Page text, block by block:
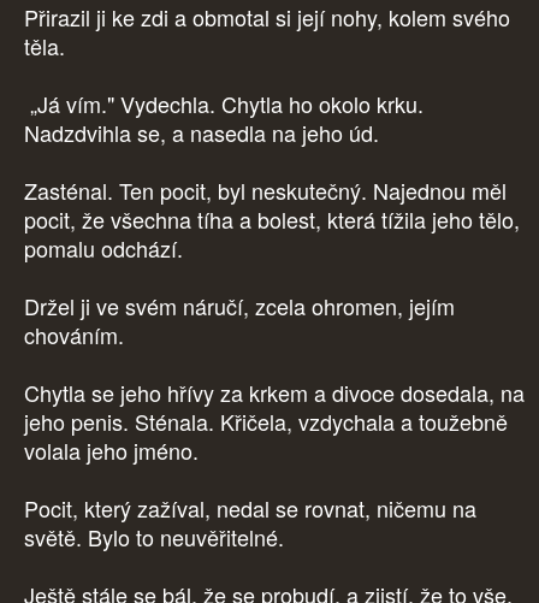
Přirazil ji ke zdi a obmotal si její nohy, kolem svého
těla.
„Já vím." Vydechla. Chytla ho okolo krku.
Nadzdvihla se, a nasedla na jeho úd.
Zasténal. Ten pocit, byl neskutečný. Najednou měl
pocit, že všechna tíha a bolest, která tížila jeho tělo,
pomalu odchází.
Držel ji ve svém náručí, zcela ohromen, jejím
chováním.
Chytla se jeho hřívy za krkem a divoce dosedala, na
jeho penis. Sténala. Křičela, vzdychala a toužebně
volala jeho jméno.
Pocit, který zažíval, nedal se rovnat, ničemu na
světě. Bylo to neuvěřitelné.
Ještě stále se bál, že se probudí, a zjistí, že to vše,